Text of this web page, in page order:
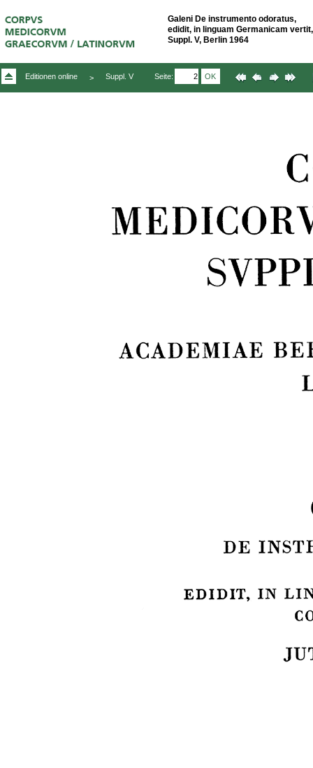
Galeni De instrumento odoratus,
edidit, in linguam Germanicam
Suppl. V, Berlin 1964
Editionen online > Suppl. V Seite: OK